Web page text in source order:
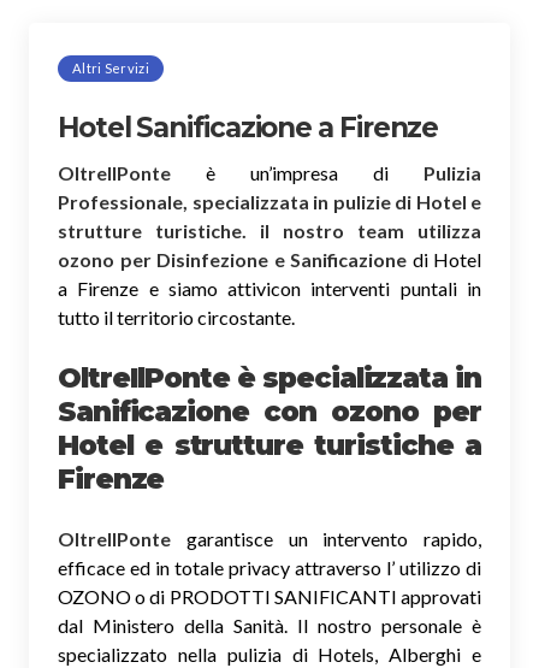
Altri Servizi
Hotel Sanificazione a Firenze
OltreIlPonte è un’impresa di Pulizia
Professionale, specializzata in pulizie di Hotel e
strutture turistiche. il nostro team utilizza
ozono per Disinfezione e Sanificazione di Hotel
a Firenze e siamo attivicon interventi puntali in
tutto il territorio circostante.
OltreIlPonte è specializzata in
Sanificazione con ozono per
Hotel e strutture turistiche a
Firenze
OltreIlPonte garantisce un intervento rapido,
efficace ed in totale privacy attraverso l’ utilizzo di
OZONO o di PRODOTTI SANIFICANTI approvati
dal Ministero della Sanità. Il nostro personale è
specializzato nella pulizia di Hotels, Alberghi e